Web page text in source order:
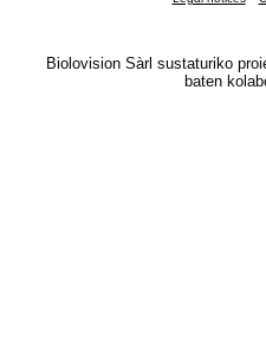
Biolovision Sàrl sustaturiko
baten